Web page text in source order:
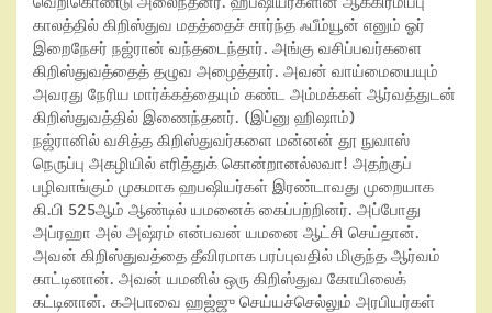
காலத்தில் கிறிஸ்துவ மதத்தைச் சார்ந்த ஃபீம்யூன் எனும் ஓர்
இறைநேசர் நஜ்ரான் வந்தடைந்தார். அங்கு வசிப்பவர்களை
கிறிஸ்துவத்தைத் தழுவ அழைத்தார். அவன் வாய்மையையும்
அவரது நேரிய மார்க்கத்தையும் கண்ட அம்மக்கள் ஆர்வத்துடன்
கிறிஸ்துவத்தில் இணைந்தனர். (இப்னு ஹிஷாம்)
நஜ்ரானில் வசித்த கிறிஸ்துவர்களை மன்னன் தூ நுவாஸ்
நெருப்பு அகழியில் எரித்துக் கொன்றானல்லவா! அதற்குப்
பழிவாங்கும் முகமாக ஹபஷியர்கள் இரண்டாவது முறையாக
கி.பி 525ஆம் ஆண்டில் யமனைக் கைப்பற்றினர். அப்போது
அப்ரஹா அல் அஷ்ரம் என்பவன் யமனை ஆட்சி செய்தான்.
அவன் கிறிஸ்துவத்தை தீவிரமாக பரப்புவதில் மிகுந்த ஆர்வம்
காட்டினான். அவன் யமனில் ஒரு கிறிஸ்துவ கோயிலைக்
கட்டினான். கஅபாவை ஹஜ்ஜு செய்யச்செல்லும் அரபியர்கள்